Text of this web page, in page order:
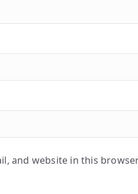
and website in this